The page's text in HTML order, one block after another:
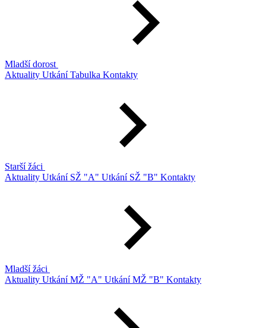
Mladší dorost
Aktuality UtkáníTabulka Kontakty
Starší žáci
Aktuality Utkání SŽ "A" Utkání SŽ "B" Kontakty
Mladší žáci
Aktuality Utkání MŽ "A" Utkání MŽ "B" Kontakty